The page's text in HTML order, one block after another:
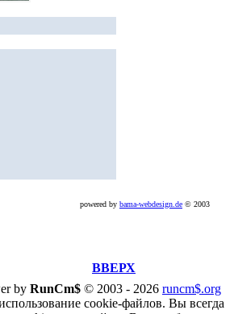
powered by bama-webdesign.de © 2003
ВВЕРХ
by RunCm$ © 2003 - 2026 runcm$.org
cookie-файлов. Вы всегда